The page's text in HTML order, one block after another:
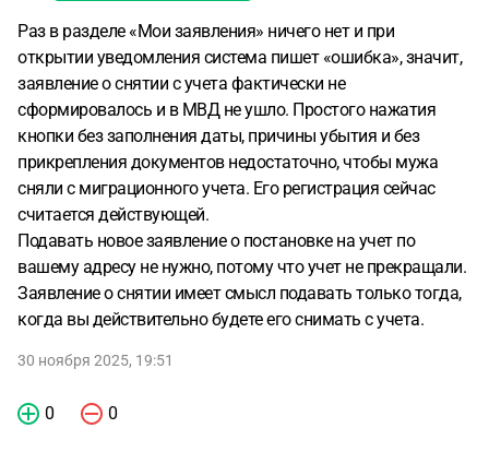
Раз в разделе «Мои заявления» ничего нет и при
открытии уведомления система пишет «ошибка», значит,
заявление о снятии с учета фактически не
сформировалось и в МВД не ушло. Простого нажатия
кнопки без заполнения даты, причины убытия и без
прикрепления документов недостаточно, чтобы мужа
сняли с миграционного учета. Его регистрация сейчас
считается действующей.
Подавать новое заявление о постановке на учет по
вашему адресу не нужно, потому что учет не прекращали.
Заявление о снятии имеет смысл подавать только тогда,
когда вы действительно будете его снимать с учета.
30 ноября 2025, 19:51
0 0